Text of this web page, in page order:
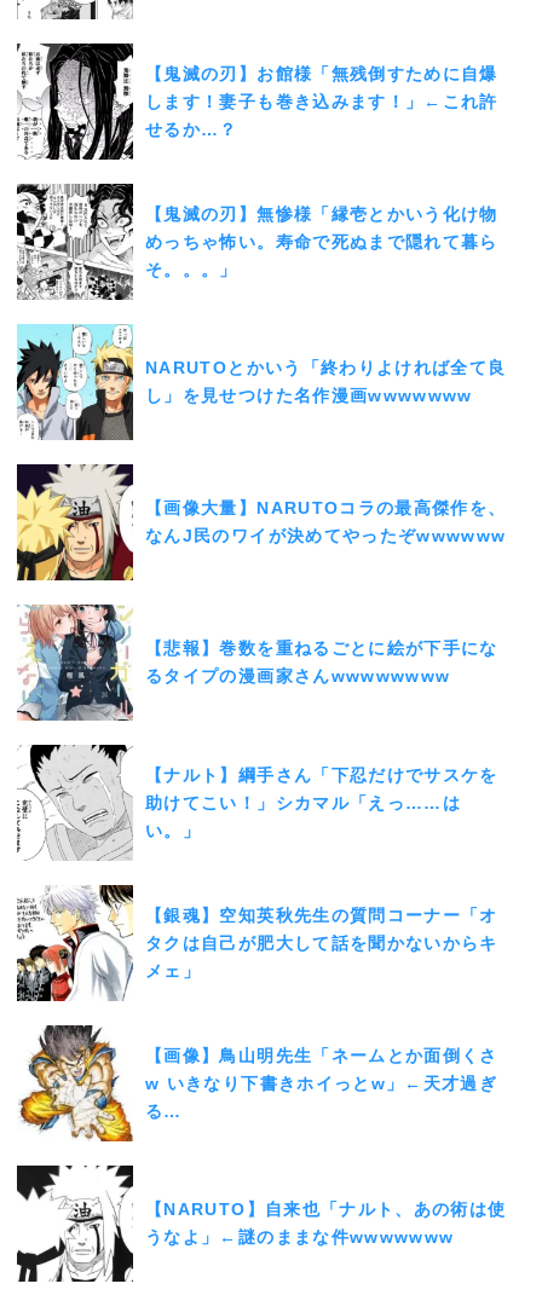
【鬼滅の刃】お館様「無残倒すために自爆
します！妻子も巻き込みます！」←これ許
せるか…？
【鬼滅の刃】無惨様「縁壱とかいう化け物
めっちゃ怖い。寿命で死ぬまで隠れて暮ら
そ。。。」
NARUTOとかいう「終わりよければ全て良
し」を見せつけた名作漫画wwwwwww
【画像大量】NARUTOコラの最高傑作を、
なんJ民のワイが決めてやったぞwwwwww
【悲報】巻数を重ねるごとに絵が下手にな
るタイプの漫画家さんwwwwwwww
【ナルト】綱手さん「下忍だけでサスケを
助けてこい！」シカマル「えっ……は
い。」
【銀魂】空知英秋先生の質問コーナー「オ
タクは自己が肥大して話を聞かないからキ
メェ」
【画像】鳥山明先生「ネームとか面倒くさ
w いきなり下書きホイっとw」←天才過ぎ
る…
【NARUTO】自来也「ナルト、あの術は使
うなよ」←謎のままな件wwwwwww